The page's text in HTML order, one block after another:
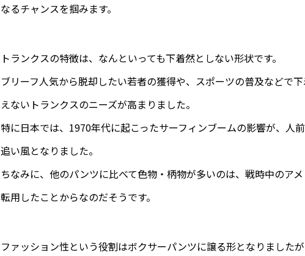
なるチャンスを掴みます。
トランクスの特徴は、なんといっても下着然としない形状です。
ブリーフ人気から脱却したい若者の獲得や、スポーツの普及などで
えないトランクスのニーズが高まりました。
特に日本では、1970年代に起こったサーフィンブームの影響が、人
追い風となりました。
ちなみに、他のパンツに比べて色物・柄物が多いのは、戦時中のア
転用したことからなのだそうです。
ファッション性という役割はボクサーパンツに譲る形となりました